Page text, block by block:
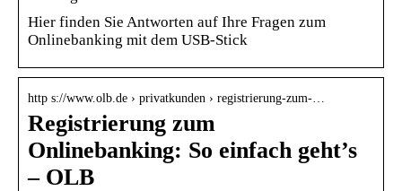
Hier finden Sie Antworten auf Ihre Fragen zum
Onlinebanking mit dem USB-Stick
http s://www.olb.de › privatkunden › registrierung-zum-…
Registrierung zum
Onlinebanking: So einfach geht’s
– OLB